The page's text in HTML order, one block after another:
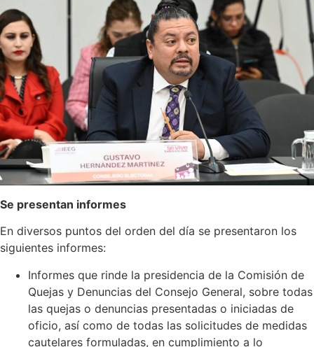
Se presentan informes
En diversos puntos del orden del día se presentaron los
siguientes informes:
Informes que rinde la presidencia de la Comisión de
Quejas y Denuncias del Consejo General, sobre todas
las quejas o denuncias presentadas o iniciadas de
oficio, así como de todas las solicitudes de medidas
cautelares formuladas, en cumplimiento a lo